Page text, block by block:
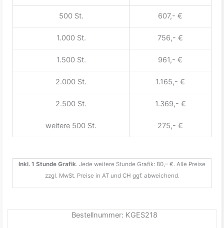
500 St. 607,- €
1.000 St. 756,- €
1.500 St. 961,- €
2.000 St. 1.165,- €
2.500 St. 1.369,- €
weitere 500 St. 275,- €
Inkl. 1 Stunde Grafik. Jede weitere Stunde Grafik: 80,– €. Alle Preise
zzgl. MwSt. Preise in AT und CH ggf. abweichend.
Bestellnummer: KGES218